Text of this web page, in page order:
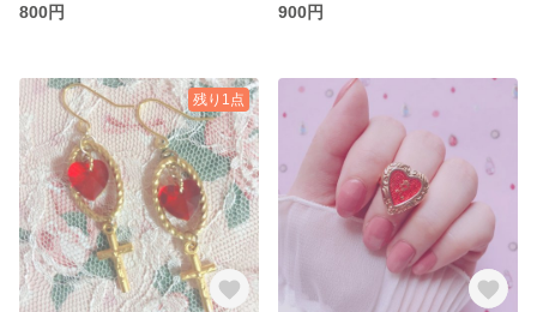
800円
900円
残り1点